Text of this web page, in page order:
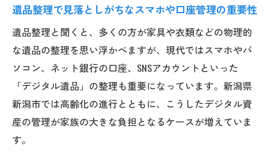
遺品整理に役立つエンディングサービス活
用法
家族の負担を減らす遺品整理のコツ
遺品整理で家族の負担を軽減する事前準備
のポイント
スマホやデジタル口座の整理が家族の安心
遺品整理で見落としがちなスマホや口座管理の重要性
遺品整理と聞くと、多くの方が家具や衣類などの物理的
な遺品の整理を思い浮かべますが、現代ではスマホやパ
ソコン、ネット銀行の口座、SNSアカウントといった
「デジタル遺品」の整理も重要になっています。新潟県
新潟市では高齢化の進行とともに、こうしたデジタル資
産の管理が家族の大きな負担となるケースが増えていま
す。